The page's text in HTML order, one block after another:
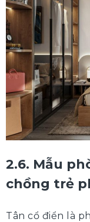
2.6. Mẫu
chồng trẻ
Tân cổ điển là